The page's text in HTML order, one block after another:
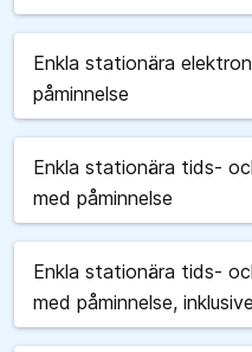
Enkla stationära
påminnelse
Enkla stationära tids-
med påminnelse
Enkla stationära tids-
med påminnelse,